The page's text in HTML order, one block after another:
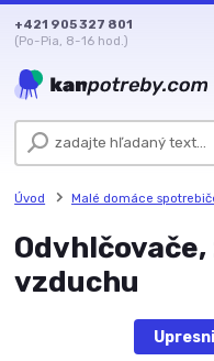
+421 905 327 801
(Po-Pia, 8-16 hod.)
Úvod Malé domáce
vzduchu